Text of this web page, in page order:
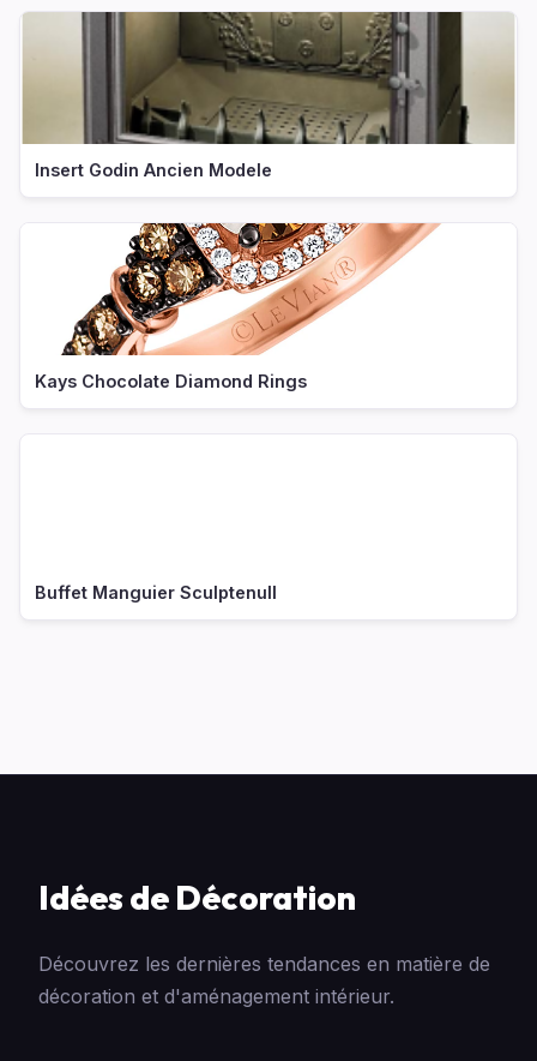
Insert Godin Ancien Modele
Kays Chocolate Diamond Rings
Buffet Manguier Sculptenull
Idées de Décoration
Découvrez les dernières tendances en matière de
décoration et d'aménagement intérieur.